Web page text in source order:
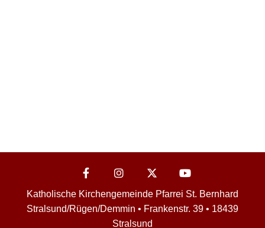
Katholische Kirchengemeinde Pfarrei St. Bernhard
Stralsund/Rügen/Demmin • Frankenstr. 39 • 18439
Stralsund